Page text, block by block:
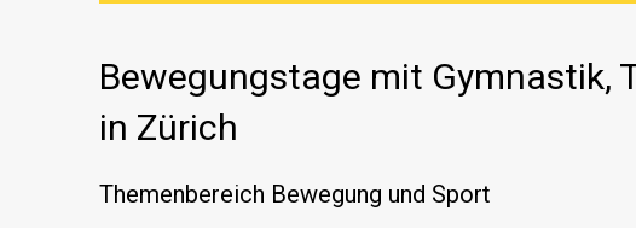
Bewegungstage mit Gymnastik,
in Zürich
Themenbereich Bewegung und Sport